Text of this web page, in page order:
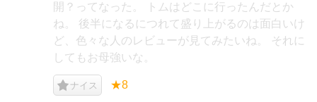
開？ってなった。 トムはどこに行ったんだとか
ね。 後半になるにつれて盛り上がるのは面白いけ
ど、色々な人のレビューが見てみたいね。 それに
してもお母強いな。
ナイス ★8